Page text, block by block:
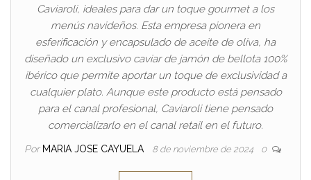
Caviaroli, ideales para dar un toque gourmet a los
menús navideños. Esta empresa pionera en
esferificación y encapsulado de aceite de oliva, ha
diseñado un exclusivo caviar de jamón de bellota 100%
ibérico que permite aportar un toque de exclusividad a
cualquier plato. Aunque este producto está pensado
para el canal profesional, Caviaroli tiene pensado
comercializarlo en el canal retail en el futuro.
Por MARIA JOSE CAYUELA 8 de noviembre de 2024 0